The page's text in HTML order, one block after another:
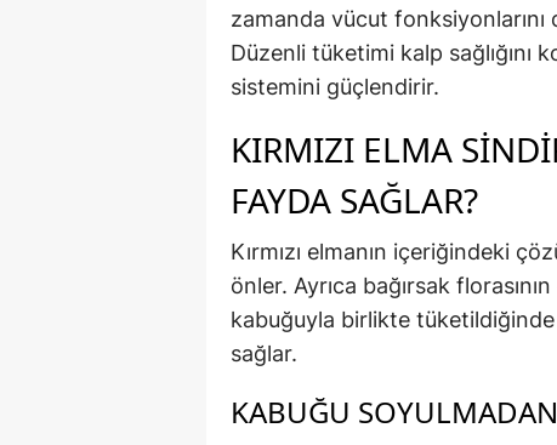
zamanda vücut
Düzenli tüketimi kalp sağlığını
sistemini güçlendirir.
KIRMIZI ELMA
FAYDA SAĞLAR?
Kırmızı elmanın içeriğindeki
önler. Ayrıca bağırsak
kabuğuyla birlikte
sağlar.
KABUĞU